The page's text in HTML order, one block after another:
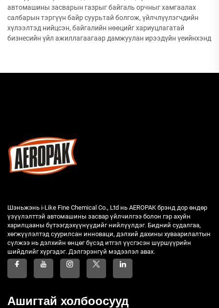
автомашины засварын газрыг байгаль орчныг хамгаалах
салбарын тэргүүн байр суурьтай болгож, үйлчлүүлэгчдийн
хүлээлтэд нийцсэн, байгалийн нөөцийг хариуцлагатай
бизнесийн үйл ажиллагаагаар дамжуулан ирээдүйн үеийнхэнд
Шэньжэнь i-Like Fine Chemical Co., Ltd нь AEROPAK брэнд дор өндөр
үзүүлэлттэй автомашины засвар үйлчилгээ болон гэр ахуйн
харилцааны бүтээгдэхүүнүүдийг нийлүүлдэг. Бидний судалгаа,
хөгжүүлэлтэд суурилсан инноваци, дэлхий дахины хуваарилалтын
сүлжээ нь дэлхийн өнцөг бүсэд итгэл үүсгэсэн шүршүүрийн
шийдлийг хүргэдэг. Дэлгэрэнгүй мэдээлэл авах.
Ашигтай холбоосууд